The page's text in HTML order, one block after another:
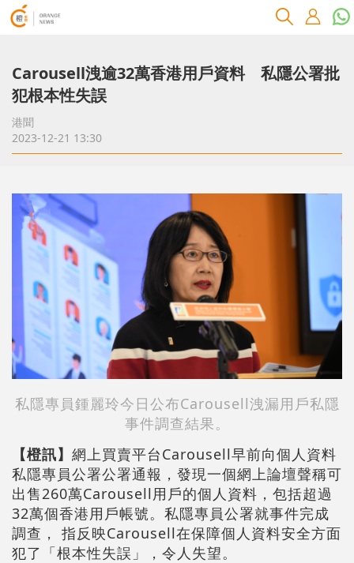
Carousell洩逾32萬香港用戶資料 私隱公署批
犯根本性失誤
港聞
2023-12-21 13:30
私隱專員鍾麗玲今日公布Carousell洩漏用戶私隱
事件調查結果。
【橙訊】 網上買賣平台Carousell早前向個人資料
私隱專員公署公署通報，發現一個網上論壇聲稱可
出售260萬Carousell用戶的個人資料，包括超過
32萬個香港用戶帳號。私隱專員公署就事件完成
調查， 指反映Carousell在保障個人資料安全方面
犯了「根本性失誤」，令人失望。